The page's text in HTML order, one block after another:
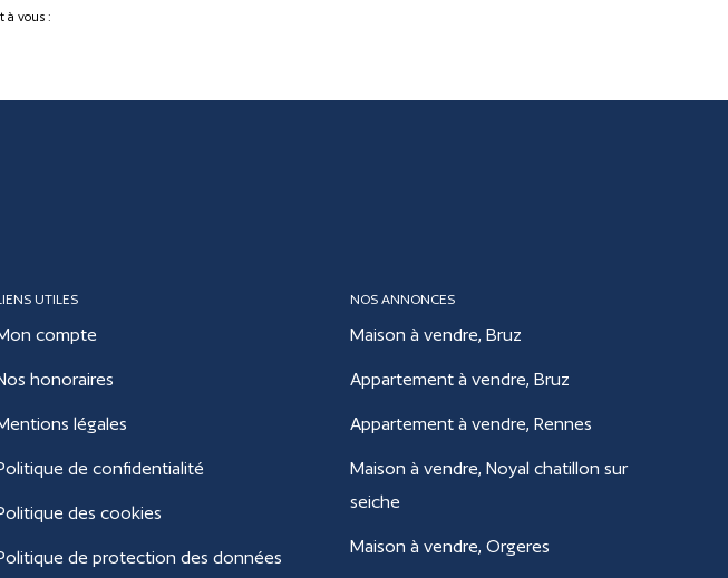
à vous :
UTILES
compte
honoraires
légales
de confidentialité
des cookies
de protection des données
NOS ANNONCES
Maison à vendre, Bruz
Appartement à vendre, Bruz
Appartement à vendre, Rennes
Maison à vendre, Noyal chatillon sur
seiche
Maison à vendre, Orgeres